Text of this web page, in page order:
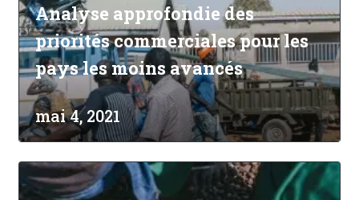
Analyse approfondie des
priorités commerciales pour les
pays les moins avancés
mai 4, 2021